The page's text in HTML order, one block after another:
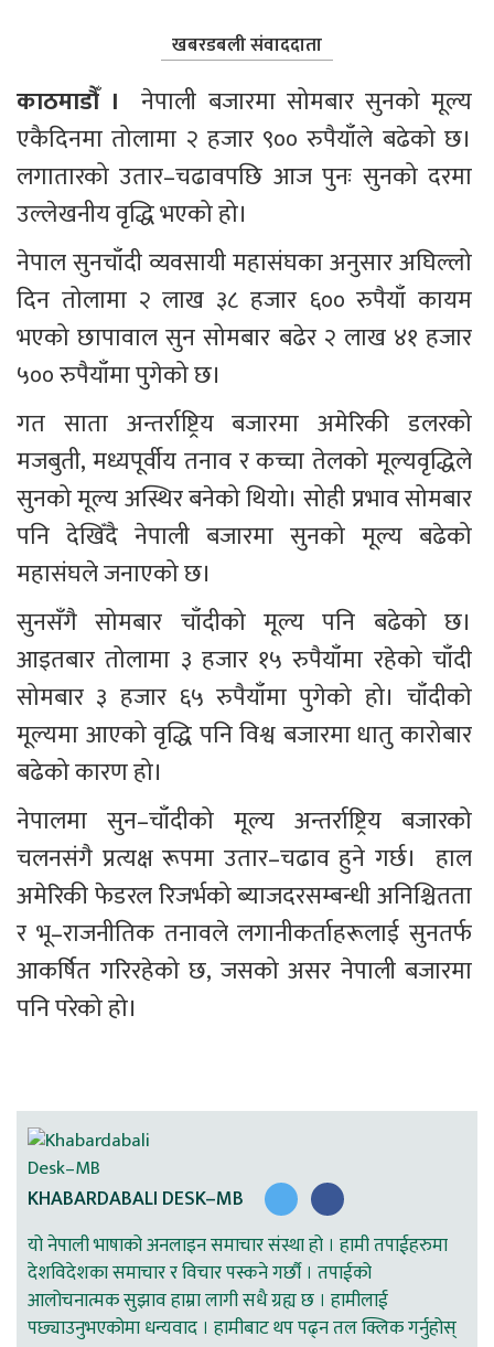
खबरडबली संवाददाता
काठमाडौँ । नेपाली बजारमा सोमबार सुनको मूल्य
एकैदिनमा तोलामा २ हजार ९०० रुपैयाँले बढेको छ।
लगातारको उतार–चढावपछि आज पुनः सुनको दरमा
उल्लेखनीय वृद्धि भएको हो।
नेपाल सुनचाँदी व्यवसायी महासंघका अनुसार अघिल्लो
दिन तोलामा २ लाख ३८ हजार ६०० रुपैयाँ कायम
भएको छापावाल सुन सोमबार बढेर २ लाख ४१ हजार
५०० रुपैयाँमा पुगेको छ।
गत साता अन्तर्राष्ट्रिय बजारमा अमेरिकी डलरको
मजबुती, मध्यपूर्वीय तनाव र कच्चा तेलको मूल्यवृद्धिले
सुनको मूल्य अस्थिर बनेको थियो। सोही प्रभाव सोमबार
पनि देखिँदै नेपाली बजारमा सुनको मूल्य बढेको
महासंघले जनाएको छ।
सुनसँगै सोमबार चाँदीको मूल्य पनि बढेको छ।
आइतबार तोलामा ३ हजार १५ रुपैयाँमा रहेको चाँदी
सोमबार ३ हजार ६५ रुपैयाँमा पुगेको हो। चाँदीको
मूल्यमा आएको वृद्धि पनि विश्व बजारमा धातु कारोबार
बढेको कारण हो।
नेपालमा सुन–चाँदीको मूल्य अन्तर्राष्ट्रिय बजारको
चलनसंगै प्रत्यक्ष रूपमा उतार–चढाव हुने गर्छ।  हाल
अमेरिकी फेडरल रिजर्भको ब्याजदरसम्बन्धी अनिश्चितता
र भू–राजनीतिक तनावले लगानीकर्ताहरूलाई सुनतर्फ
आकर्षित गरिरहेको छ, जसको असर नेपाली बजारमा
पनि परेको हो।
KHABARDABALI DESK–MB
यो नेपाली भाषाको अनलाइन समाचार संस्था हो । हामी तपाईहरुमा
देशविदेशका समाचार र विचार पस्कने गर्छौ । तपाईको
आलोचनात्मक सुझाव हाम्रा लागी सधै ग्रह्य छ । हामीलाई
पछ्याउनुभएकोमा धन्यवाद । हामीबाट थप पढ्न तल क्लिक गर्नुहोस्